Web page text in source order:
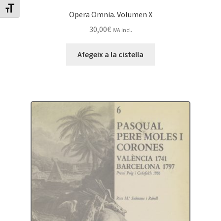
Canvia mida de lletra Opera Omnia. Volumen X
30,00€ IVA incl.
Afegeix a la cistella